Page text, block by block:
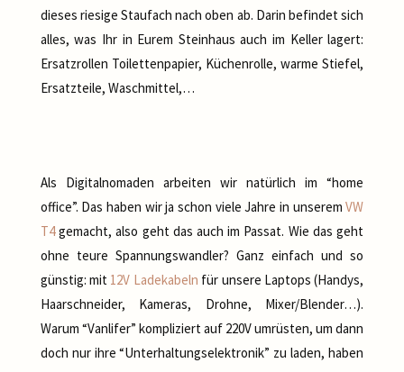
dieses riesige Staufach nach oben ab. Darin befindet sich
alles, was Ihr in Eurem Steinhaus auch im Keller lagert:
Ersatzrollen Toilettenpapier, Küchenrolle, warme Stiefel,
Ersatzteile, Waschmittel,…
Als Digitalnomaden arbeiten wir natürlich im “home
office”. Das haben wir ja schon viele Jahre in unseremVW
T4gemacht, also geht das auch im Passat. Wie das geht
ohne teure Spannungswandler? Ganz einfach und so
günstig: mit 12V Ladekabeln für unsere Laptops (Handys,
Haarschneider, Kameras, Drohne, Mixer/Blender…).
Warum “Vanlifer” kompliziert auf 220V umrüsten, um dann
doch nur ihre “Unterhaltungselektronik” zu laden, haben